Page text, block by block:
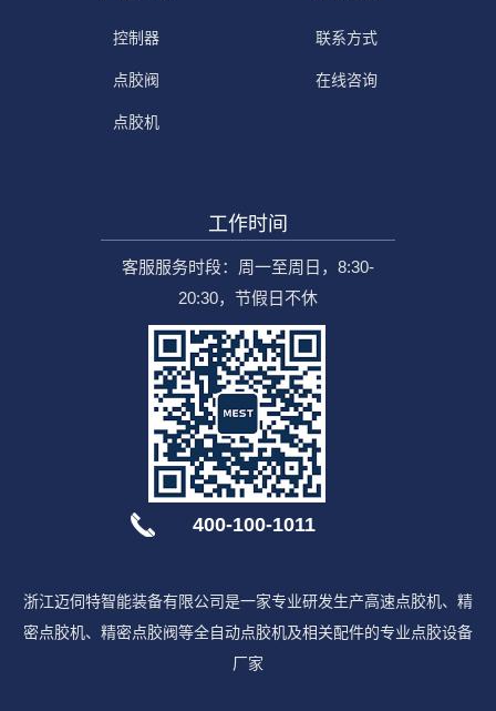
控制器
点胶阀
点胶机
联系方式
在线咨询
工作时间
客服服务时段：周一至周日，8:30-
20:30，节假日不休
400-100-1011
浙江迈伺特智能装备有限公司是一家专业研发生产高速点胶机、精
密点胶机、精密点胶阀等全自动点胶机及相关配件的专业点胶设备
厂家